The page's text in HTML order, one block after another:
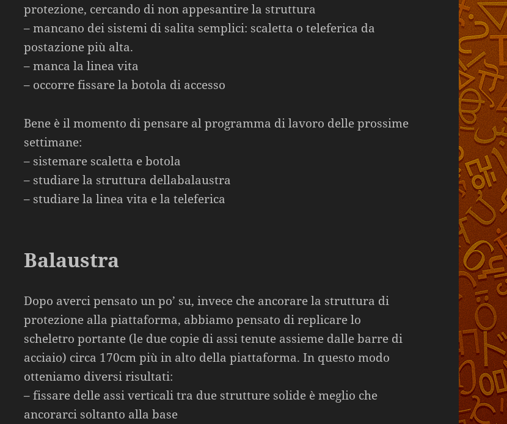
protezione, cercando di non appesantire la struttura
– mancano dei sistemi di salita semplici: scaletta o teleferica da
postazione più alta.
– manca la linea vita
– occorre fissare la botola di accesso
Bene è il momento di pensare al programma di lavoro delle prossime
settimane:
– sistemare scaletta e botola
– studiare la struttura dellabalaustra
– studiare la linea vita e la teleferica
Balaustra
Dopo averci pensato un po’ su, invece che ancorare la struttura di
protezione alla piattaforma, abbiamo pensato di replicare lo
scheletro portante (le due copie di assi tenute assieme dalle barre di
acciaio) circa 170cm più in alto della piattaforma. In questo modo
otteniamo diversi risultati:
– fissare delle assi verticali tra due strutture solide è meglio che
ancorarci soltanto alla base